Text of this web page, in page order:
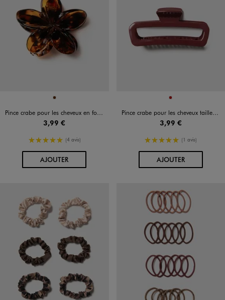
Disponible en 1 coloris
MARRON
Pince crabe pour les cheveux en forme de fleur de tiaré
3,99 €
5/5 de moyenne
(4 avis)
AJOUTERAU PANIER
Disponible en 1 coloris
ROUGE FONCE
Pince crabe pour les cheveux taille XXL
3,99 €
5/5 de moyenne
(1 avis)
AJOUTERAU PANIER